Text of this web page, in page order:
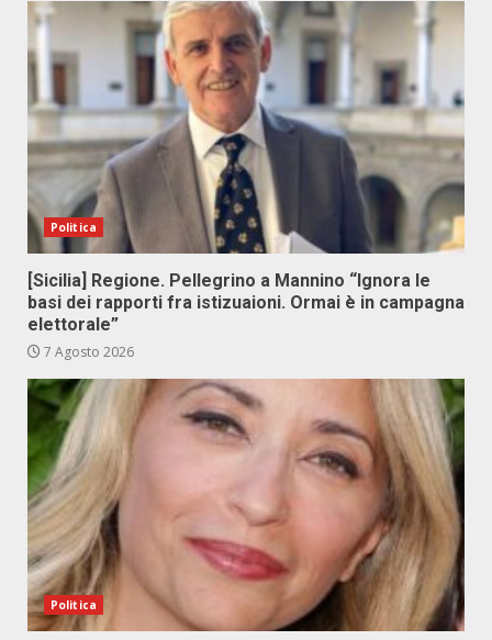
Politica
[Sicilia] Regione. Pellegrino a Mannino “Ignora le
basi dei rapporti fra istizuaioni. Ormai è in campagna
elettorale”
7 Agosto 2026
Politica